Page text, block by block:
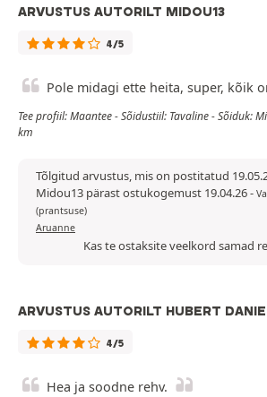
ARVUSTUS AUTORILT MIDOU13
4/5
Pole midagi ette heita, super, kõik
Tee profiil: Maantee - Sõidustiil: Tavaline - Sõiduk:
km
Tõlgitud arvustus, mis on postitatud
Midou13 pärast ostukogemust 19.04.26-
(prantsuse)
Aruanne
Kas te ostaksite veelkord samad
ARVUSTUS AUTORILT HUBERT
4/5
Hea ja soodne rehv.